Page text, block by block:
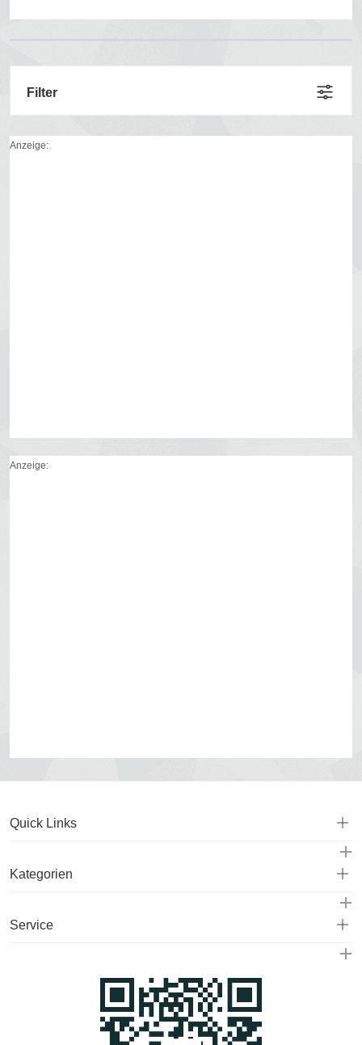
Filter
Anzeige:
Anzeige:
Quick Links
Kategorien
Service